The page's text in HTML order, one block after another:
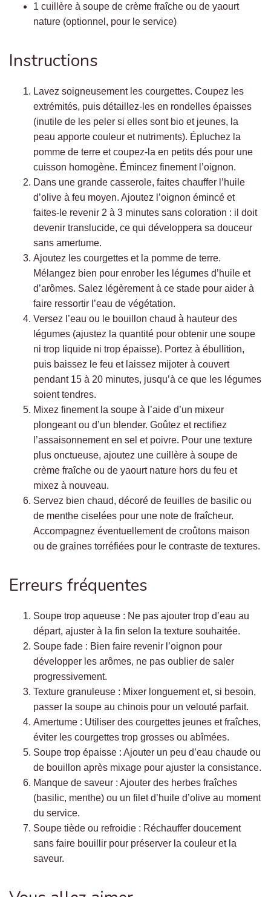
1 cuillère à soupe de crème fraîche ou de yaourt
nature (optionnel, pour le service)
Instructions
Lavez soigneusement les courgettes. Coupez les
extrémités, puis détaillez-les en rondelles épaisses
(inutile de les peler si elles sont bio et jeunes, la
peau apporte couleur et nutriments). Épluchez la
pomme de terre et coupez-la en petits dés pour une
cuisson homogène. Émincez finement l’oignon.
Dans une grande casserole, faites chauffer l’huile
d’olive à feu moyen. Ajoutez l’oignon émincé et
faites-le revenir 2 à 3 minutes sans coloration : il doit
devenir translucide, ce qui développera sa douceur
sans amertume.
Ajoutez les courgettes et la pomme de terre.
Mélangez bien pour enrober les légumes d’huile et
d’arômes. Salez légèrement à ce stade pour aider à
faire ressortir l’eau de végétation.
Versez l’eau ou le bouillon chaud à hauteur des
légumes (ajustez la quantité pour obtenir une soupe
ni trop liquide ni trop épaisse). Portez à ébullition,
puis baissez le feu et laissez mijoter à couvert
pendant 15 à 20 minutes, jusqu’à ce que les légumes
soient tendres.
Mixez finement la soupe à l’aide d’un mixeur
plongeant ou d’un blender. Goûtez et rectifiez
l’assaisonnement en sel et poivre. Pour une texture
plus onctueuse, ajoutez une cuillère à soupe de
crème fraîche ou de yaourt nature hors du feu et
mixez à nouveau.
Servez bien chaud, décoré de feuilles de basilic ou
de menthe ciselées pour une note de fraîcheur.
Accompagnez éventuellement de croûtons maison
ou de graines torréfiées pour le contraste de textures.
Erreurs fréquentes
Soupe trop aqueuse : Ne pas ajouter trop d’eau au
départ, ajuster à la fin selon la texture souhaitée.
Soupe fade : Bien faire revenir l’oignon pour
développer les arômes, ne pas oublier de saler
progressivement.
Texture granuleuse : Mixer longuement et, si besoin,
passer la soupe au chinois pour un velouté parfait.
Amertume : Utiliser des courgettes jeunes et fraîches,
éviter les courgettes trop grosses ou abîmées.
Soupe trop épaisse : Ajouter un peu d’eau chaude ou
de bouillon après mixage pour ajuster la consistance.
Manque de saveur : Ajouter des herbes fraîches
(basilic, menthe) ou un filet d’huile d’olive au moment
du service.
Soupe tiède ou refroidie : Réchauffer doucement
sans faire bouillir pour préserver la couleur et la
saveur.